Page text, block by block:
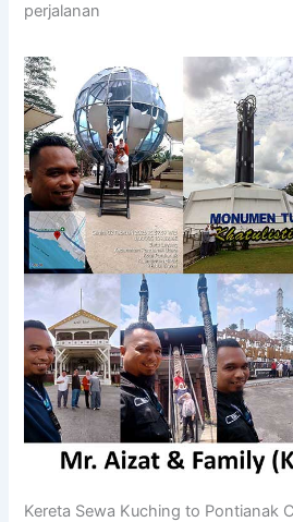
perjalanan
Kereta Sewa Kuching to Pontianak